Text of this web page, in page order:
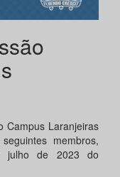
Campus Laranjeiras
membros,
julho de 2023 do